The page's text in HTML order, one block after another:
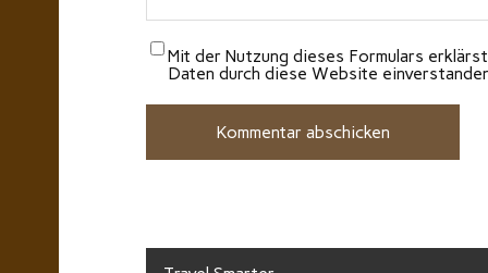
Mit der Nutzung dieses Formulars
Daten durch diese Website